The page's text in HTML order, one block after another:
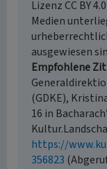
Lizenz CC BY
Medien
ausgewiesen
Empfohlene
(GDKE),
16 in
https://
356823